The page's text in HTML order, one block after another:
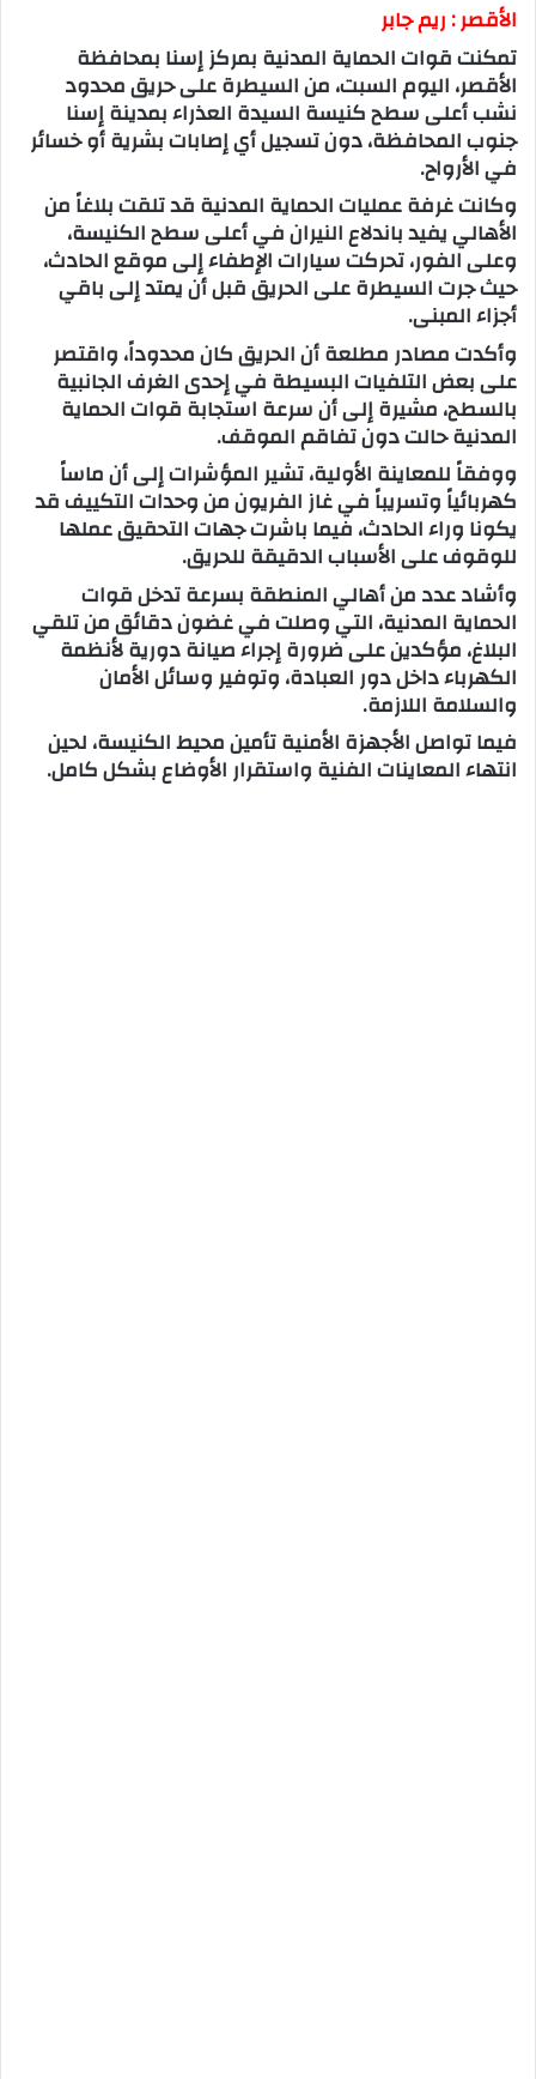
الأقصر : ريم جابر
تمكنت قوات الحماية المدنية بمركز إسنا بمحافظة
الأقصر، اليوم السبت، من السيطرة على حريق محدود
نشب أعلى سطح كنيسة السيدة العذراء بمدينة إسنا
جنوب المحافظة، دون تسجيل أي إصابات بشرية أو خسائر
في الأرواح.
وكانت غرفة عمليات الحماية المدنية قد تلقت بلاغاً من
الأهالي يفيد باندلاع النيران في أعلى سطح الكنيسة،
وعلى الفور، تحركت سيارات الإطفاء إلى موقع الحادث،
حيث جرت السيطرة على الحريق قبل أن يمتد إلى باقي
أجزاء المبنى.
وأكدت مصادر مطلعة أن الحريق كان محدوداً، واقتصر
على بعض التلفيات البسيطة في إحدى الغرف الجانبية
بالسطح، مشيرة إلى أن سرعة استجابة قوات الحماية
المدنية حالت دون تفاقم الموقف.
ووفقاً للمعاينة الأولية، تشير المؤشرات إلى أن ماساً
كهربائياً وتسريباً في غاز الفريون من وحدات التكييف قد
يكونا وراء الحادث، فيما باشرت جهات التحقيق عملها
للوقوف على الأسباب الدقيقة للحريق.
وأشاد عدد من أهالي المنطقة بسرعة تدخل قوات
الحماية المدنية، التي وصلت في غضون دقائق من تلقي
البلاغ، مؤكدين على ضرورة إجراء صيانة دورية لأنظمة
الكهرباء داخل دور العبادة، وتوفير وسائل الأمان
والسلامة اللازمة.
فيما تواصل الأجهزة الأمنية تأمين محيط الكنيسة، لحين
انتهاء المعاينات الفنية واستقرار الأوضاع بشكل كامل.